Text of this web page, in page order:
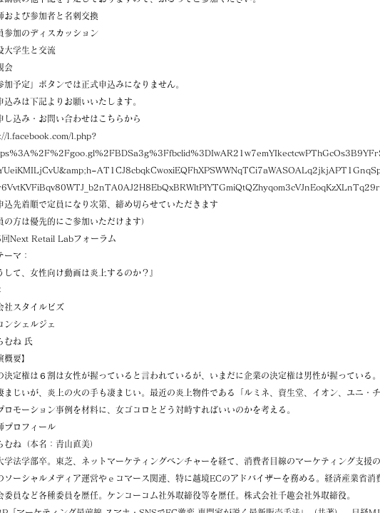
および参加者と名刺交換
参加のディスカッション
大学生と交流
会
予定」ボタンでは正式申込みになりません。
込みは下記よりお願いいたします。
込み・お問い合わせはこちらから
l.facebook.com/l.php?
込先着順で定員になり次第、締め切らせていただきます
の方は優先的にご参加いただけます）
回Next Retail Labフォーラム
ーマ：
して、女性向け動画は炎上するのか？』
社スタイルビズ
ンシェルジェ
むね 氏
概要】
決定権は６割は女性が握っていると言われているが、いまだに企業の決定権は男性が握っている
まじいが、炎上の火の手も凄まじい。最近の炎上物件である「ルミネ、資生堂、イオン、ユニ・
ロモーション事例を材料に、女ゴコロとどう対峙すればいいのかを考える。
プロフィール
むね（本名：青山直美）
学法学部卒。東芝、ネットマーケティングベンチャーを経て、消費者目線のマーケティング支援
ソーシャルメディア運営やｅコマース関連、特に越境ECのアドバイザーを務める。経済産業省消
委員など各種委員を歴任。ケンコーコム社外取締役等を歴任。株式会社千趣会社外取締役。